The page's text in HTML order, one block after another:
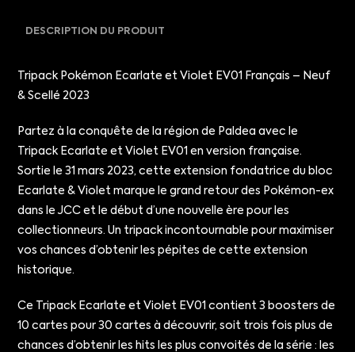
DESCRIPTION DU PRODUIT
Tripack Pokémon Ecarlate et Violet EV01 Français – Neuf
& Scellé 2023
Partez à la conquête de la région de Paldea avec le
Tripack Ecarlate et Violet EV01 en version française.
Sortie le 31 mars 2023, cette extension fondatrice du bloc
Ecarlate & Violet marque le grand retour des Pokémon-ex
dans le JCC et le début d’une nouvelle ère pour les
collectionneurs. Un tripack incontournable pour maximiser
vos chances d’obtenir les pépites de cette extension
historique.
Ce Tripack Ecarlate et Violet EV01 contient 3 boosters de
10 cartes pour 30 cartes à découvrir, soit trois fois plus de
chances d’obtenir les hits les plus convoités de la série : les